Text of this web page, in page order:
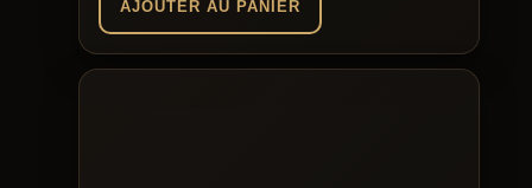
AJOUTER AU PANIER